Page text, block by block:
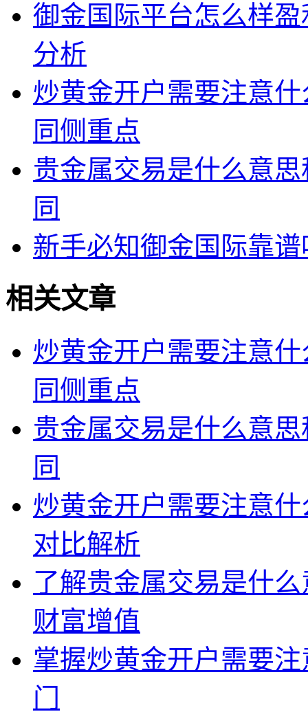
御金国际平台怎么样
分析
炒黄金开户需要注意
同侧重点
贵金属交易是什么意
同
新手必知御金国际靠
相关文章
炒黄金开户需要注意
同侧重点
贵金属交易是什么意
同
炒黄金开户需要注意
对比解析
了解贵金属交易是什
财富增值
掌握炒黄金开户需要
门